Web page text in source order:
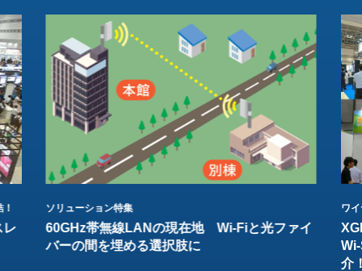
レ
ソリューション特集
60GHz帯無線LANの現在地 Wi-Fiと光ファイ
バーの間を埋める選択肢に
ワ
介